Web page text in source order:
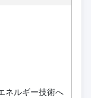
ネルギー技術へ